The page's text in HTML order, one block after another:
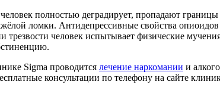
полностью деградирует, пропадают
ломки. Антидепрессивные свойства
трезвости человек испытывает физические
Sigma проводится лечение наркомании и
консультации по телефону на сайте